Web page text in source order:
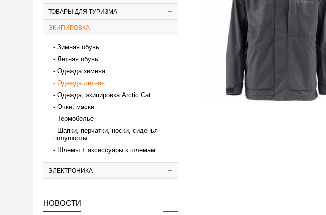
ТОВАРЫ ДЛЯ ТУРИЗМА
ЭКИПИРОВКА
Зимняя обувь
Летняя обувь
Одежда зимняя
Одежда летняя
Одежда, экипировка Аrctic Cat
Очки, маски
Термобелье
Шапки, перчатки, носки, сиденья-
полушорты
Шлемы + аксессуары к шлемам
ЭЛЕКТРОНИКА
НОВОСТИ